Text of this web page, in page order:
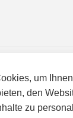
um
den
zu